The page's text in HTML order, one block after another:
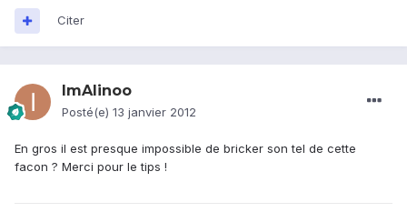
Citer
ImAlinoo
Posté(e) 13 janvier 2012
En gros il est presque impossible de bricker son tel de cette
facon ? Merci pour le tips !